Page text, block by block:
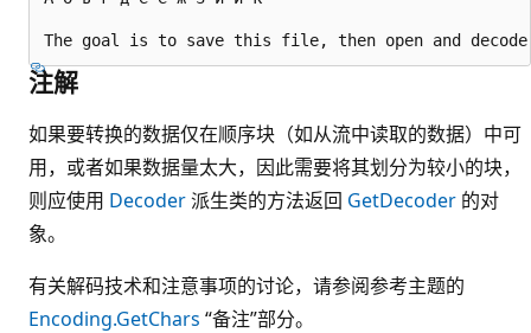
注解
如果要转换的数据仅在顺序块（如从流中读取的数据）中可
用，或者如果数据量太大，因此需要将其划分为较小的块，
则应使用 Decoder派生类的方法返回 GetDecoder 的对
象。
有关解码技术和注意事项的讨论，请参阅参考主题的
Encoding.GetChars “备注”部分。